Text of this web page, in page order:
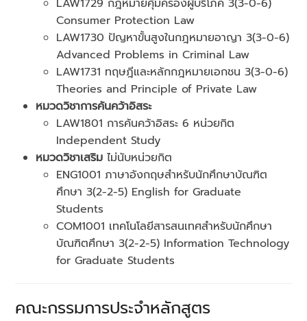
LAW1729 กฎหมายคุ้มครองผู้บริโภค 3(3-0-6)
Consumer Protection Law
LAW1730 ปัญหาขั้นสูงในกฎหมายอาญา 3(3-0-6)
Advanced Problems in Criminal Law
LAW1731 ทฤษฎีและหลักกฎหมายเอกชน 3(3-0-6)
Theories and Principle of Private Law
หมวดวิชาการค้นคว้าอิสระ
LAW1801 การค้นคว้าอิสระ 6 หน่วยกิต
Independent Study
หมวดวิชาเสริม ไม่นับหน่วยกิต
ENG1001 ภาษาอังกฤษสำหรับนักศึกษาบัณฑิต
ศึกษา 3(2-2-5) English for Graduate
Students
COM1001 เทคโนโลยีสารสนเทศสำหรับนักศึกษา
บัณฑิตศึกษา 3(2-2-5) Information Technology
for Graduate Students
คณะกรรมการประจำหลักสูตร